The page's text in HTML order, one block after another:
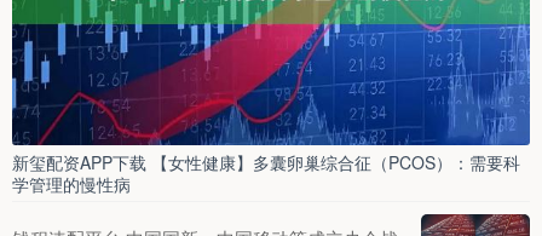
新玺配资APP下载 【女性健康】多囊卵巢综合征（PCOS）：需要科
学管理的慢性病